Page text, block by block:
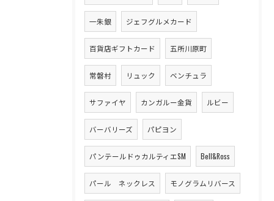
一朱銀 ジェフグルメカード
百貨店ギフトカード 五所川原町
常磐村 リュック ベンチュラ
サファイヤ カンガルー金貨 ルビー
バーバリーズ パピヨン
パンテールドゥカルティエSM Bell&Ross
パール ネックレス モノグラムリバース